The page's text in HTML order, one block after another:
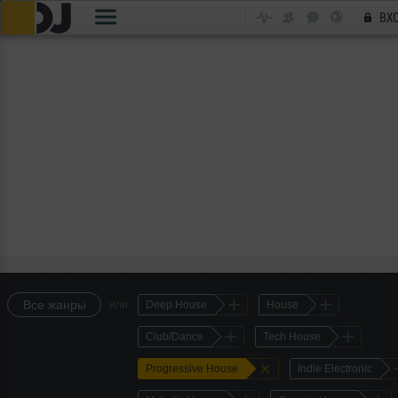
Все жанры Deep House House
Club/Dance Tech House
Progressive House + Indie Electronic